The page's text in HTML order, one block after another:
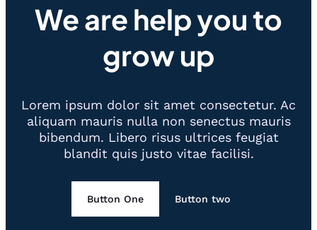
We are help you to
grow up
Lorem ipsum dolor sit amet consectetur. Ac
aliquam mauris nulla non senectus mauris
bibendum. Libero risus ultrices feugiat
blandit quis justo vitae facilisi.
Button One Button two